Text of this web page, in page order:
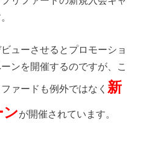
ューさせるとプロモーショ
ンを開催するのですが、こ
ァードも例外ではなく 新
が開催されています。